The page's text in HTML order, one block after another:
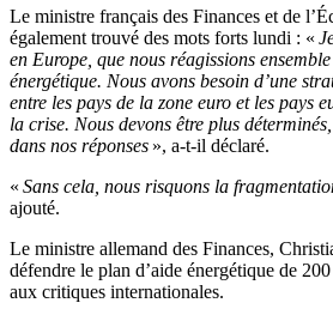
Le ministre français des Finances et de
également trouvé des mots forts lundi : «
en Europe, que nous réagissions
énergétique. Nous avons besoin d’une
entre les pays de la zone euro et les pays
la crise. Nous devons être plus
dans nos réponses », a-t-il déclaré.
« Sans cela, nous risquons la
ajouté.
Le ministre allemand des Finances,
défendre le plan d’aide énergétique de
aux critiques internationales.